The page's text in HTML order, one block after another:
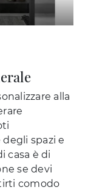
alla
spazi e
casa è di
se devi
comodo